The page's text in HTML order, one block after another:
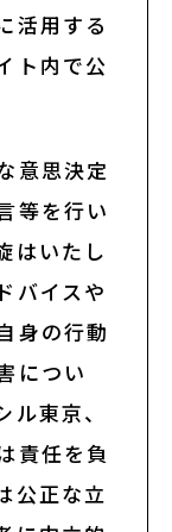
LINE
活用する
ト内で公
意思決定
等を行い
はいたし
バイスや
身の行動
につい
東京、
責任を負
公正な立